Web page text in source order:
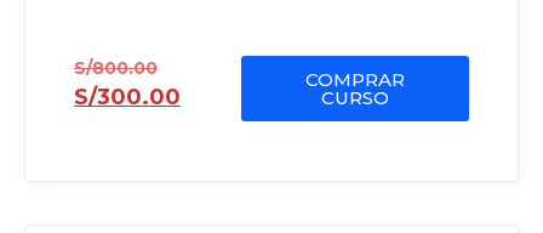
S/800.00
S/300.00
COMPRAR
CURSO